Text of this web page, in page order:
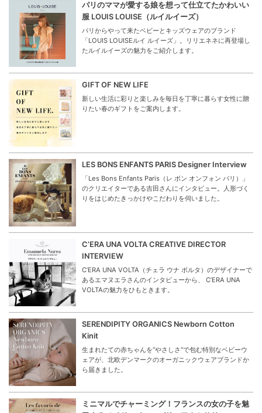
パリのママが愛する娘を想って仕立てたかわいい
服 LOUIS LOUISE（ルイルイーズ）
パリからやって来たベビーとキッズウェアのブランド
「LOUIS LOUISEルイ ルイーズ」。リリエネネに再登場し
たルイルイーズの魅力をご紹介します。
GIFT OF NEW LIFE
新しい生活に彩りと楽しみを毎日を丁寧に暮らす女性に贈
りたい春のギフトをご案内します。
LES BONS ENFANTS PARIS Designer Interview
「Les Bons Enfants Paris（レ ボン オンフォン パリ）」
のクリエイターである吉田さんにインタビュー。人形づく
りをはじめたきっかけやこだわりを伺いました。
C’ERA UNA VOLTA CREATIVE DIRECTOR
INTERVIEW
C’ERA UNA VOLTA（チェラ ウナ ボルタ）のデザイナーで
あるエマヌエラさんのインタビューから、 C’ERA UNA
VOLTAの魅力をひもときます。
SERENDIPITY ORGANICS Newborn Cotton
Kinit
生まれたての赤ちゃんを“やさしさ”で包む特別なベビーウ
ェアが、北欧デンマークのオーガニックウェアブランドか
ら届きました。
ミニマルでチャーミング！フランスの女の子を魅